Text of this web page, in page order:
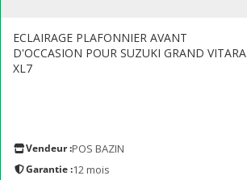
ECLAIRAGE PLAFONNIER AVANT
D'OCCASION POUR SUZUKI GRAND VITARA
XL7
Vendeur :POS BAZIN
Garantie :12 mois